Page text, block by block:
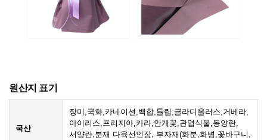
원산지 표기
국산
장미,국화,카네이션,백합,튤립,글라디올러스,거베라,
아이리스,프리지아,카라,안개꽃,관엽식물,동양란,
서양란,분재 다육선인장, 부자재(화분,화병,꽃바구니,